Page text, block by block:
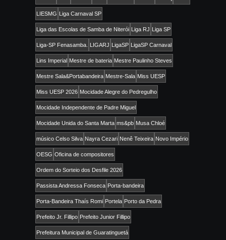
LIESMG Liga Carnaval SP
Liga das Escolas de Samba de Niterói Liga RJ Liga SP
Liga-SP Fenasamba. LIGARJ LigaSP LigaSP Carnaval
Lins Imperial Mestre de bateria Mestre Paulinho Steves
Mestre Sala&Portabandeira Mestre-Sala Miss UESP
Miss UESP 2026 Mocidade Alegre do Pedregulho
Mocidade Independente de Padre Miguel
Mocidade Unida do Santa Marta ms&pb Musa Chloé
músico Celso Silva Nayra Cezari Nenê Teixeira Novo Império
OESG Oficina de compositores
Ordem do Sorteio dos Desfile 2026
Passista Andressa Fonseca Porta-bandeira
Porta-Bandeira Thaís Romi Portela Porto da Pedra
Prefeito Jr. Fillipo Prefeito Junior Fillipo
Prefeitura Municipal de Guaratinguetá